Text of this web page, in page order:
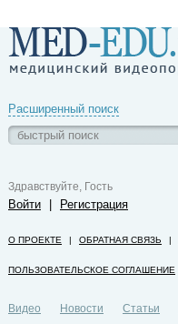
Расширенный поиск
Здравствуйте, Гость
Войти Регистрация
О ПРОЕКТЕ | ОБРАТНАЯ СВЯЗЬ |
ПОЛЬЗОВАТЕЛЬСКОЕ СОГЛАШЕНИЕ
Видео Новости Статьи